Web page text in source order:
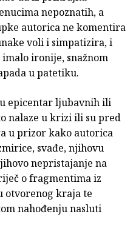
nepoznatih, a
autorica ne komentira
voli i simpatizira, i
ironije, snažnom
u patetiku.
epicentar ljubavnih ili
nalaze u krizi ili su pred
u prizor kako autorica
svađe, njihovu
nepristajanje na
o fragmentima iz
otvorenog kraja te
nahođenju nasluti